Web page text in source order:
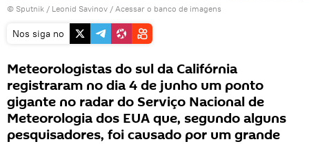
© Sputnik / Leonid Savinov / Acessar o banco de imagens
Nos siga no
Meteorologistas do sul da Califórnia
registraram no dia 4 de junho um ponto
gigante no radar do Serviço Nacional de
Meteorologia dos EUA que, segundo alguns
pesquisadores, foi causado por um grande